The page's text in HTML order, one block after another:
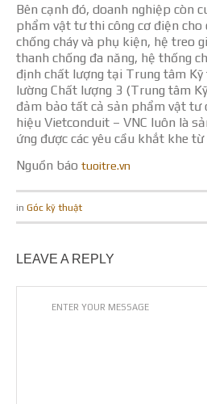
Bên cạnh đó, doanh nghiệp còn
phẩm vật tư thi công cơ điện
chống cháy và phụ kiện, hệ treo
thanh chống đa năng, hệ thống
định chất lượng tại Trung tâm
lường Chất lượng 3 (Trung tâm
đảm bảo tất cả sản phẩm vật tư
hiệu Vietconduit – VNC luôn là
ứng được các yêu cầu khắt khe
Nguồn báo tuoitre.vn
in Góc kỹ thuật
LEAVE A REPLY